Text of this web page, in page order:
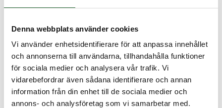
Denna webbplats använder cookies
Vi använder enhetsidentifierare för att anpassa innehållet
och annonserna till användarna, tillhandahålla funktioner
för sociala medier och analysera vår trafik. Vi
vidarebefordrar även sådana identifierare och annan
information från din enhet till de sociala medier och
annons- och analysföretag som vi samarbetar med.
Stålkula RB 3mm rostfri
Stålkula RB 3mm rostfri Säljes styckevis
I lager
Art nr. RBM3RF
12,50 :-
Köp